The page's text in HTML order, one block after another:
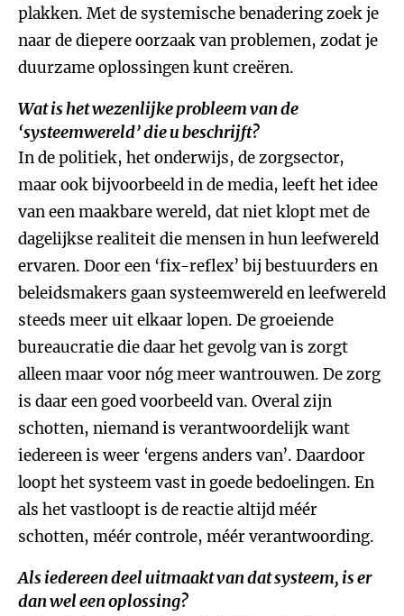
plakken. Met de systemische benadering zoek je
naar de diepere oorzaak van problemen, zodat je
duurzame oplossingen kunt creëren.
Wat is het wezenlijke probleem van de
‘systeemwereld’ die u beschrijft?
In de politiek, het onderwijs, de zorgsector,
maar ook bijvoorbeeld in de media, leeft het idee
van een maakbare wereld, dat niet klopt met de
dagelijkse realiteit die mensen in hun leefwereld
ervaren. Door een ‘fix-reflex’ bij bestuurders en
beleidsmakers gaan systeemwereld en leefwereld
steeds meer uit elkaar lopen. De groeiende
bureaucratie die daar het gevolg van is zorgt
alleen maar voor nóg meer wantrouwen. De zorg
is daar een goed voorbeeld van. Overal zijn
schotten, niemand is verantwoordelijk want
iedereen is weer ‘ergens anders van’. Daardoor
loopt het systeem vast in goede bedoelingen. En
als het vastloopt is de reactie altijd méér
schotten, méér controle, méér verantwoording.
Als iedereen deel uitmaakt van dat systeem, is er
dan wel een oplossing?